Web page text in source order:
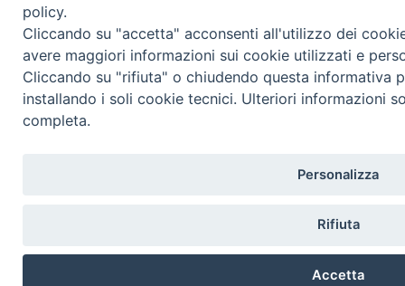
policy.
Cliccando su "accetta" acconsenti all'utilizzo dei
avere maggiori informazioni sui cookie utilizzati e
Cliccando su "rifiuta" o chiudendo questa informativa
installando i soli cookie tecnici. Ulteriori informazioni
completa.
Personalizza
Rifiuta
Accetta